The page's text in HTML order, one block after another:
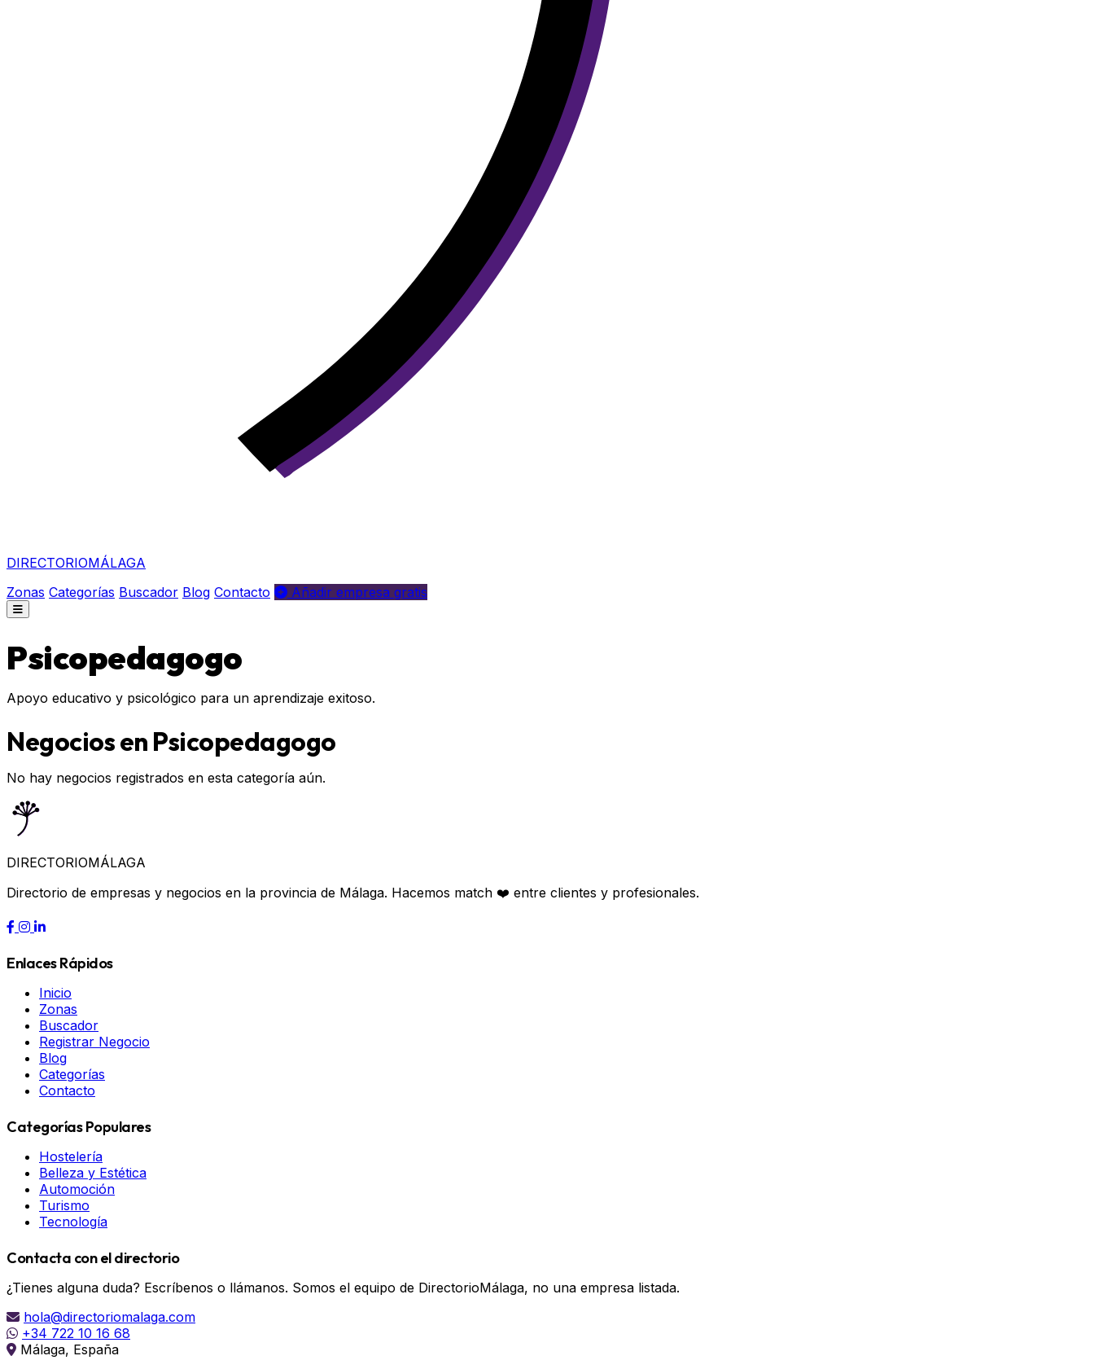
DIRECTORIOMÁLAGA
Zonas Categorías Buscador Blog Contacto Añadir empresa gratis
Psicopedagogo
Apoyo educativo y psicológico para un aprendizaje exitoso.
Negocios en Psicopedagogo
No hay negocios registrados en esta categoría aún.
DIRECTORIOMÁLAGA
Directorio de empresas y negocios en la provincia de Málaga. Hacemos match ❤️ entre clientes y profesionales.
Enlaces Rápidos
Inicio
Zonas
Buscador
Registrar Negocio
Blog
Categorías
Contacto
Categorías Populares
Hostelería
Belleza y Estética
Automoción
Turismo
Tecnología
Contacta con el directorio
¿Tienes alguna duda? Escríbenos o llámanos. Somos el equipo de DirectorioMálaga, no una empresa listada.
hola@directoriomalaga.com
+34 722 10 16 68
Málaga, España